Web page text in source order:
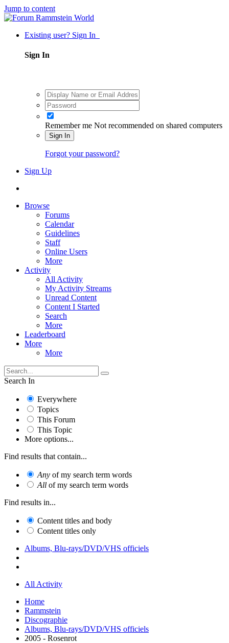
Jump to content
Existing user? Sign In
Sign In
Remember me Not recommended on shared computers
Sign In
Forgot your password?
Sign Up
Browse
Forums
Calendar
Guidelines
Staff
Online Users
More
Activity
All Activity
My Activity Streams
Unread Content
Content I Started
Search
More
Leaderboard
More
More
Search In
Everywhere
Topics
This Forum
This Topic
More options...
Find results that contain...
Any of my search term words
All of my search term words
Find results in...
Content titles and body
Content titles only
Albums, Blu-rays/DVD/VHS officiels
All Activity
Home
Rammstein
Discographie
Albums, Blu-rays/DVD/VHS officiels
2005 - Rosenrot